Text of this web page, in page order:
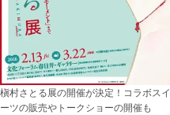
槇村さとる展の開催が決定！コラボスイ
ーツの販売やトークショーの開催も